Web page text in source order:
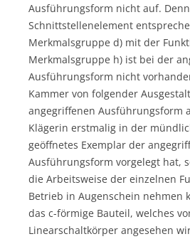
Ausführungsform nicht auf.
Schnittstellenelement
Merkmalsgruppe d) mit der
Merkmalsgruppe h) ist bei der
Ausführungsform nicht
Kammer von folgender
angegriffenen Ausführungsform
Klägerin erstmalig in der
geöffnetes Exemplar der
Ausführungsform vorgelegt hat,
die Arbeitsweise der einzelnen
Betrieb in Augenschein nehmen
das c-förmige Bauteil, welches
Linearschaltkörper angesehen